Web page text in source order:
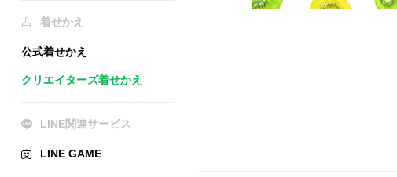
着せかえ
公式着せかえ
クリエイターズ着せかえ
LINE関連サービス
LINE GAME